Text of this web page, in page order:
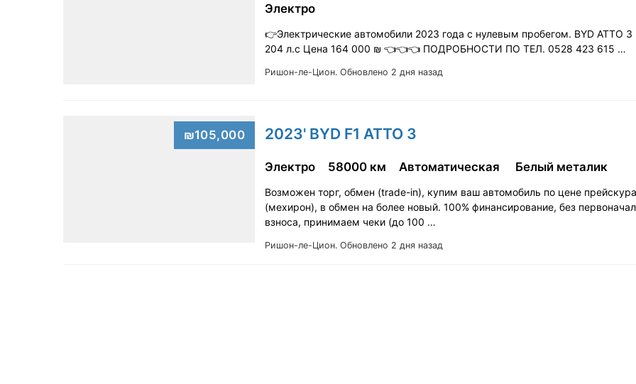
Ришон-ле-Цион. Обновлено 2 дня назад
Электро
👉Электрические автомобили 2023 года с нулевым пробегом. BYD ATTO 3
204 л.с Цена 164 000 ₪ 👈👈👈 ПОДРОБНОСТИ ПО ТЕЛ. 0528 423 615 …
₪105,000 2023' BYD F1 ATTO 3
Ришон-ле-Цион. Обновлено 2 дня назад
Электро 58000 км Автоматическая Белый металик
Возможен торг, обмен (tradе-in), купим ваш автомобиль по цене
(мехирон), в обмен на более новый. 100% финансирование, без
взноса, принимаем чеки (до 100 …